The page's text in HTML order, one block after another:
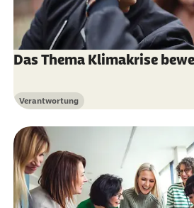
Das Thema Klimakrise
Kategorie
Verantwortung